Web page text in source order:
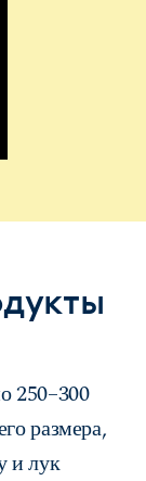
250–300
размера,
и лук